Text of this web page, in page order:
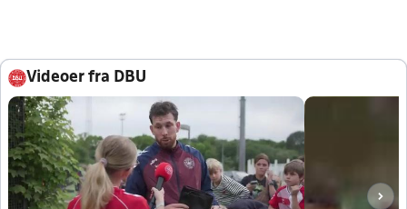
Videoer fra DBU